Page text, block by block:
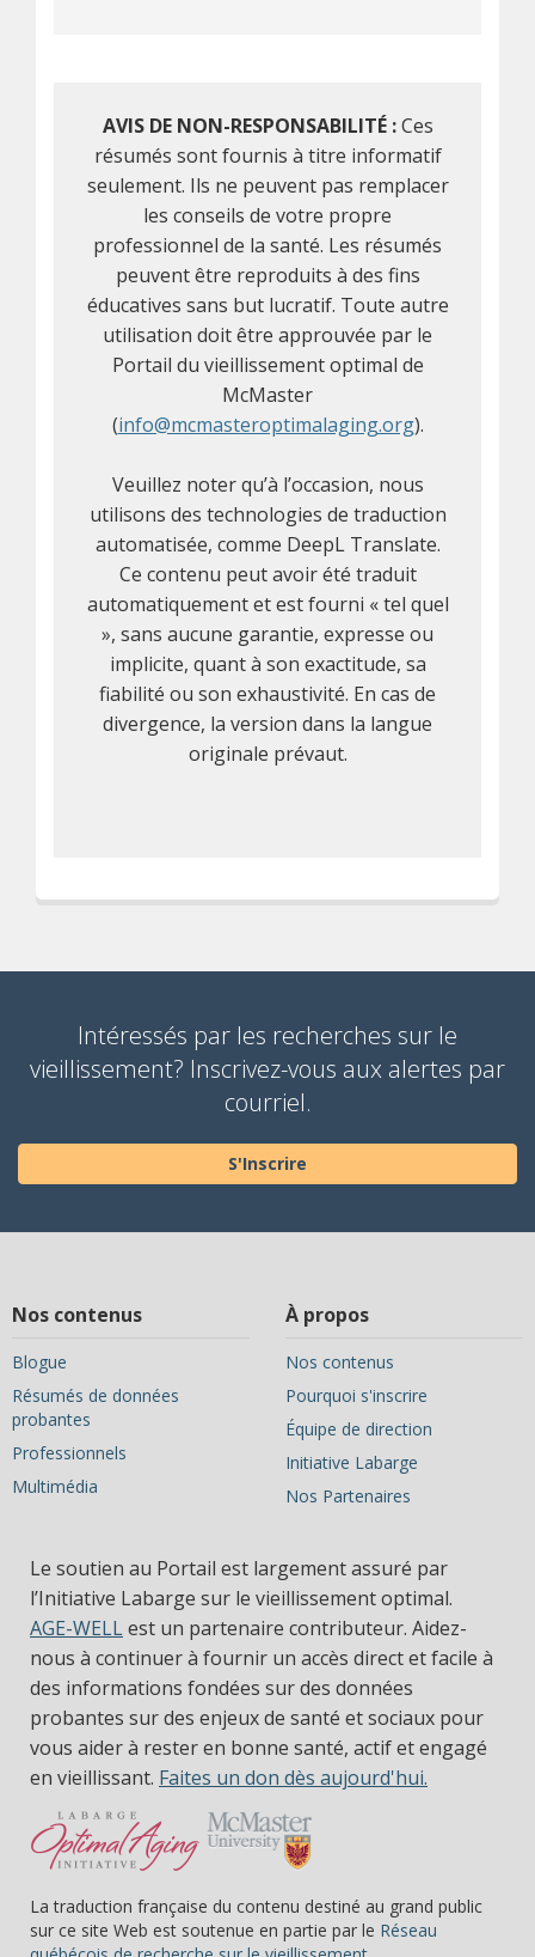
AVIS DE NON-RESPONSABILITÉ :Ces
résumés sont fournis à titre informatif
seulement. Ils ne peuvent pas remplacer
les conseils de votre propre
professionnel de la santé. Les résumés
peuvent être reproduits à des fins
éducatives sans but lucratif. Toute autre
utilisation doit être approuvée par le
Portail du vieillissement optimal de
McMaster
(info@mcmasteroptimalaging.org).
Veuillez noter qu’à l’occasion, nous
utilisons des technologies de traduction
automatisée, comme DeepL Translate.
Ce contenu peut avoir été traduit
automatiquement et est fourni « tel quel
», sans aucune garantie, expresse ou
implicite, quant à son exactitude, sa
fiabilité ou son exhaustivité. En cas de
divergence, la version dans la langue
originale prévaut.
Intéressés par les recherches sur le
vieillissement? Inscrivez-vous aux alertes par
courriel.
S'Inscrire
Nos contenus
Blogue
Résumés de données
probantes
Professionnels
Multimédia
À propos
Nos contenus
Pourquoi s'inscrire
Équipe de direction
Initiative Labarge
Nos Partenaires
Le soutien au Portail est largement assuré par
l’Initiative Labarge sur le vieillissement optimal.
AGE-WELLest un partenaire contributeur. Aidez-
nous à continuer à fournir un accès direct et facile à
des informations fondées sur des données
probantes sur des enjeux de santé et sociaux pour
vous aider à rester en bonne santé, actif et engagé
en vieillissant. Faites un don dès aujourd'hui.
La traduction française du contenu destiné au grand public
sur ce site Web est soutenue en partie par le Réseau